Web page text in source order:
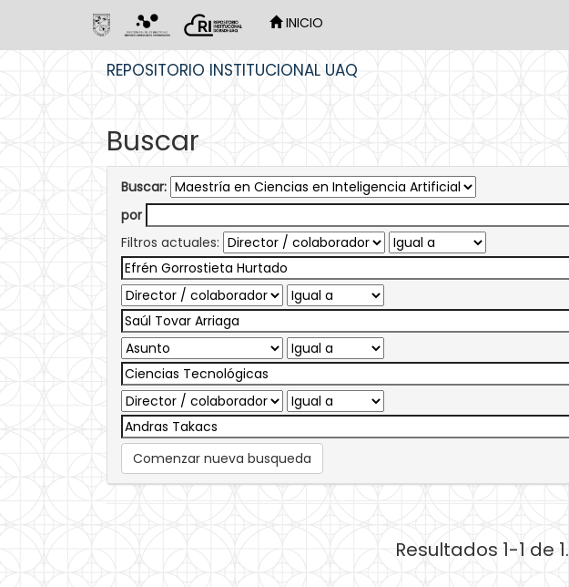
INICIO
REPOSITORIO INSTITUCIONAL UAQ
Buscar
Buscar:
por
Filtros actuales:
Comenzar nueva busqueda
Resultados 1-1 de 1.